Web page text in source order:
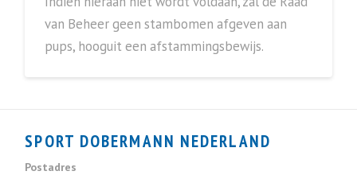
van Beheer geen stambomen afgeven aan
pups, hooguit een afstammingsbewijs.
SPORT DOBERMANN NEDERLAND
Postadres